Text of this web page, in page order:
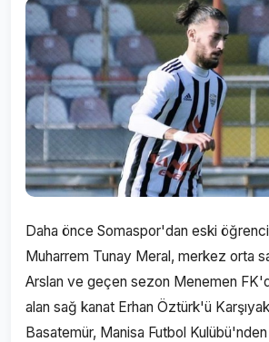
Daha önce Somaspor'dan eski
Muharrem Tunay Meral, merkez orta
Arslan ve geçen sezon Menemen
alan sağ kanat Erhan Öztürk'ü
Basatemür, Manisa Futbol